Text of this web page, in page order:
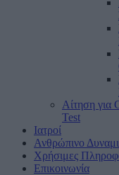
Αίτηση για
Test
Ιατροί
Ανθρώπινο
Χρήσιμες
Επικοινωνία